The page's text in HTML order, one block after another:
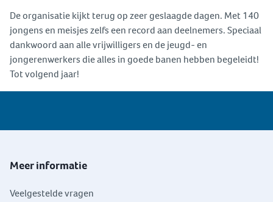
De organisatie kijkt terug op zeer geslaagde dagen. Met 140
jongens en meisjes zelfs een record aan deelnemers. Speciaal
dankwoord aan alle vrijwilligers en de jeugd- en
jongerenwerkers die alles in goede banen hebben begeleidt!
Tot volgend jaar!
Meer informatie
Veelgestelde vragen